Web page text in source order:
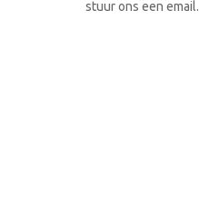
stuur ons een email.